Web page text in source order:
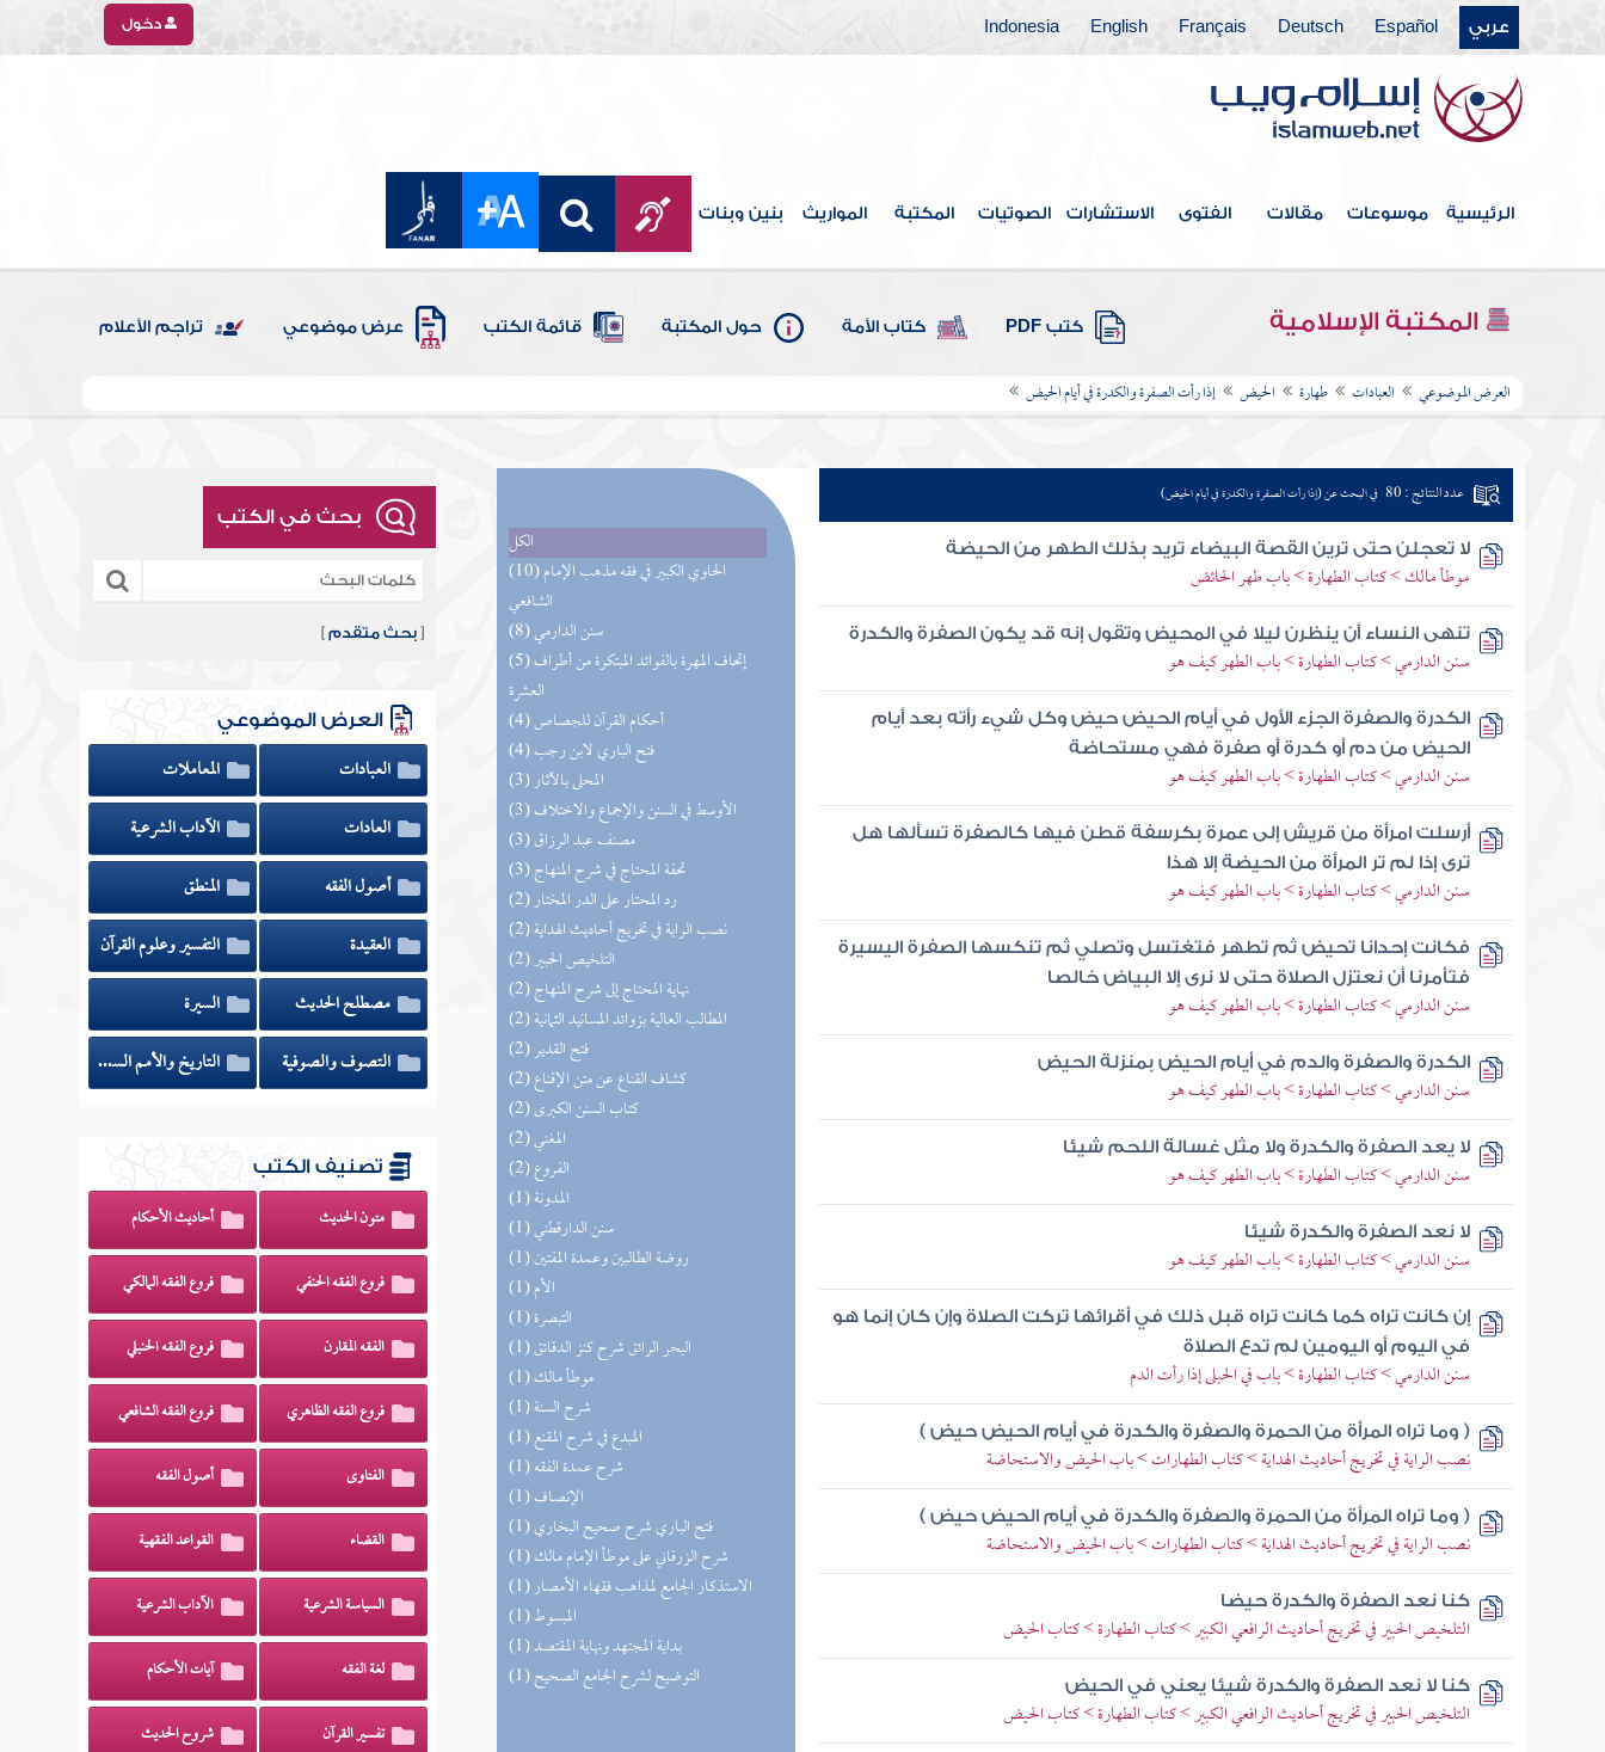
عربي Español
Deutsch
Français
English
Indonesia دخول
الرئيسية موسوعات مقالات الفتوى الاستشارات الصوتيات المكتبة المواريث بنين وبنات
المكتبة الإسلامية كتب PDF كتاب الأمة حول المكتبة قائمة الكتب عرض موضوعي تراجم الأعلام
العرض الموضوعي العبادات طهارة الحيض إذا رأت الصفرة والكدرة في أيام الحيض
الكل
(10) الحاوي الكبير في فقه مذهب الإمام
الشافعي
(8) سنن الدارمي
(5) إتحاف المهرة بالفوائد المبتكرة من أطراف
العشرة
(4) أحكام القرآن للجصاص
(4) فتح الباري لابن رجب
(3) المحلى بالآثار
(3) الأوسط في السنن والإجماع والاختلاف
(3) مصنف عبد الرزاق
(3) تحفة المحتاج في شرح المنهاج
(2) رد المحتار على الدر المختار
(2) نصب الراية في تخريج أحاديث الهداية
(2) التلخيص الحبير
(2) نهاية المحتاج إلى شرح المنهاج
(2) المطالب العالية بزوائد المسانيد الثمانية
(2) فتح القدير
(2) كشاف القناع عن متن الإقناع
(2) كتاب السنن الكبرى
(2) المغني
(2) الفروع
(1) المدونة
(1) سنن الدارقطني
(1) روضة الطالبين وعمدة المفتين
(1) الأم
(1) التبصرة
(1) البحر الرائق شرح كنز الدقائق
(1) موطأ مالك
(1) شرح السنة
(1) المبدع في شرح المقنع
(1) شرح عمدة الفقه
(1) الإنصاف
(1) فتح الباري شرح صحيح البخاري
(1) شرح الزرقاني على موطأ الإمام مالك
(1) الاستذكار الجامع لمذاهب فقهاء الأمصار
(1) المبسوط
(1) بداية المجتهد ونهاية المقتصد
(1) التوضيح لشرح الجامع الصحيح
عدد النتائج : 80 في البحث عن (إذا رأت الصفرة والكدرة في أيام الحيض)
لا تعجلن حتى ترين القصة البيضاء تريد بذلك الطهر من الحيضة
موطأ مالك > كتاب الطهارة > باب طهر الحائض
تنهى النساء أن ينظرن ليلا في المحيض وتقول إنه قد يكون الصفرة والكدرة
سنن الدارمي > كتاب الطهارة > باب الطهر كيف هو
الكدرة والصفرة الجزء الأول في أيام الحيض حيض وكل شيء رأته بعد أيام
الحيض من دم أو كدرة أو صفرة فهي مستحاضة
سنن الدارمي > كتاب الطهارة > باب الطهر كيف هو
أرسلت امرأة من قريش إلى عمرة بكرسفة قطن فيها كالصفرة تسألها هل
ترى إذا لم تر المرأة من الحيضة إلا هذا
سنن الدارمي > كتاب الطهارة > باب الطهر كيف هو
فكانت إحدانا تحيض ثم تطهر فتغتسل وتصلي ثم تنكسها الصفرة اليسيرة
فتأمرنا أن نعتزل الصلاة حتى لا نرى إلا البياض خالصا
سنن الدارمي > كتاب الطهارة > باب الطهر كيف هو
الكدرة والصفرة والدم في أيام الحيض بمنزلة الحيض
سنن الدارمي > كتاب الطهارة > باب الطهر كيف هو
لا يعد الصفرة والكدرة ولا مثل غسالة اللحم شيئا
سنن الدارمي > كتاب الطهارة > باب الطهر كيف هو
لا نعد الصفرة والكدرة شيئا
سنن الدارمي > كتاب الطهارة > باب الطهر كيف هو
إن كانت تراه كما كانت تراه قبل ذلك في أقرائها تركت الصلاة وإن كان إنما هو
في اليوم أو اليومين لم تدع الصلاة
سنن الدارمي > كتاب الطهارة > باب في الحبلى إذا رأت الدم
( وما تراه المرأة من الحمرة والصفرة والكدرة في أيام الحيض حيض )
نصب الراية في تخريج أحاديث الهداية > كتاب الطهارات > باب الحيض والاستحاضة
( وما تراه المرأة من الحمرة والصفرة والكدرة في أيام الحيض حيض )
نصب الراية في تخريج أحاديث الهداية > كتاب الطهارات > باب الحيض والاستحاضة
كنا نعد الصفرة والكدرة حيضا
التلخيص الحبير في تخريج أحاديث الرافعي الكبير > كتاب الطهارة > كتاب الحيض
كنا لا نعد الصفرة والكدرة شيئا يعني في الحيض
التلخيص الحبير في تخريج أحاديث الرافعي الكبير > كتاب الطهارة > كتاب الحيض
بحث في الكتب
[بحث متقدم ]
العرض الموضوعي
العبادات
المعاملات
العادات
الآداب الشرعية
أصول الفقه
المنطق
العقيدة
التفسير وعلوم القرآن
مصطلح الحديث
السيرة
التصوف والصوفية
التاريخ والأمم السابقة
تصنيف الكتب
متون الحديث أحاديث الأحكام
فروع الفقه الحنفي فروع الفقه المالكي
الفقه المقارن فروع الفقه الحنبلي
فروع الفقه الظاهري فروع الفقه الشافعي
الفتاوى أصول الفقه
القضاء القواعد الفقهية
السياسة الشرعية الآداب الشرعية
لغة الفقه آيات الأحكام
تفسير القرآن شروح الحديث